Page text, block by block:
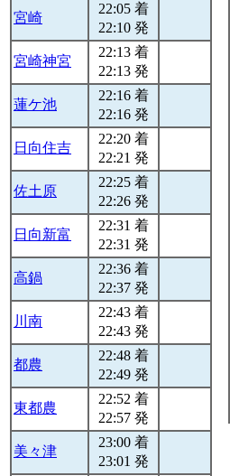
宮崎
22:05 着
22:10 発
宮崎神宮
22:13 着
22:13 発
蓮ケ池
22:16 着
22:16 発
日向住吉
22:20 着
22:21 発
佐土原
22:25 着
22:26 発
日向新富
22:31 着
22:31 発
高鍋
22:36 着
22:37 発
川南
22:43 着
22:43 発
都農
22:48 着
22:49 発
東都農
22:52 着
22:57 発
美々津
23:00 着
23:01 発